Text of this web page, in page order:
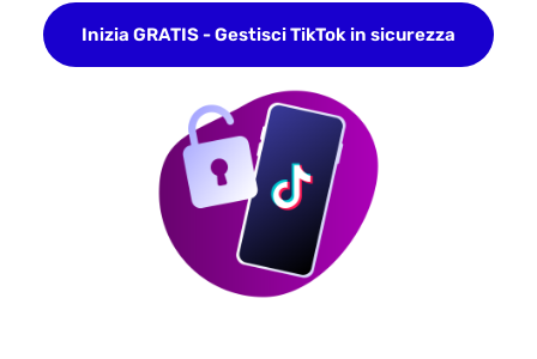
Inizia GRATIS - Gestisci TikTok in sicurezza